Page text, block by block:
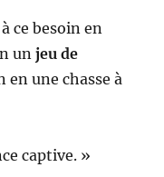
ce besoin en
unjeu de
en une chasse à
captive. »